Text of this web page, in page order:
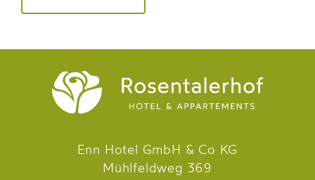
Enn Hotel GmbH & Co KG
Mühlfeldweg 369